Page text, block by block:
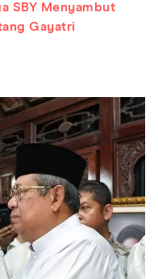
SBY Menyambut
Gayatri